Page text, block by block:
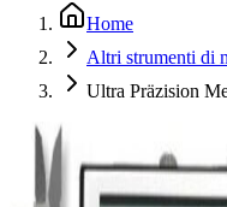
Home
Altri strumenti di
Ultra Präzision